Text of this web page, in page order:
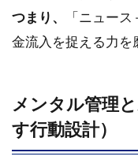
つまり、
「ニュー
金流入を捉える力を
メンタル管理
す行動設計）